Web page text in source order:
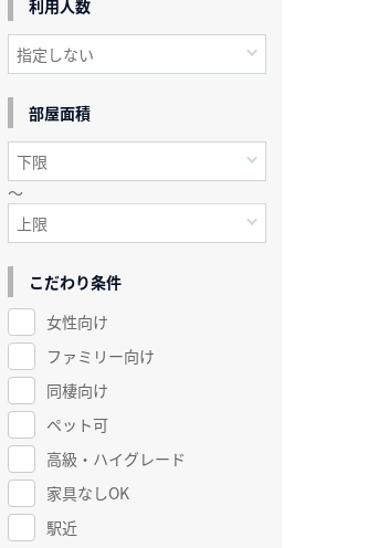
利用人数
部屋面積
～
こだわり条件
女性向け
ファミリー向け
同棲向け
ペット可
高級・ハイグレード
家具なしOK
駅近